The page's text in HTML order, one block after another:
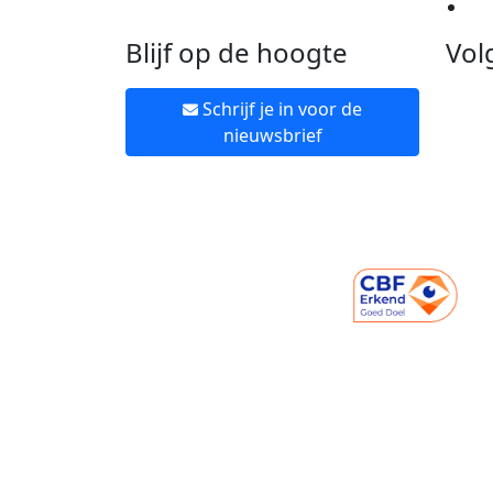
Blijf op de hoogte
Schrijf je in voor de
nieuwsbrief